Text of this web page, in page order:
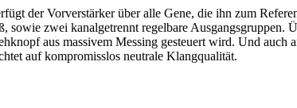
der Vorverstärker über alle Gene, die ihn zum
zwei kanalgetrennt regelbare Ausgangsgruppen.
aus massivem Messing gesteuert wird. Und
auf kompromisslos neutrale Klangqualität.